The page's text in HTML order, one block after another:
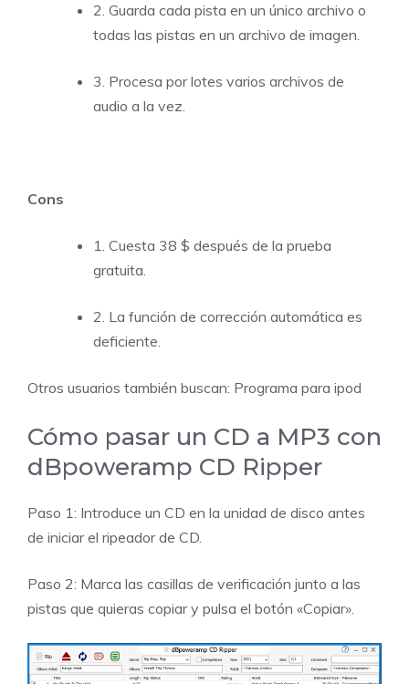
2. Guarda cada pista en un único archivo o
todas las pistas en un archivo de imagen.
3. Procesa por lotes varios archivos de
audio a la vez.
Cons
1. Cuesta 38 $ después de la prueba
gratuita.
2. La función de corrección automática es
deficiente.
Otros usuarios también buscan: Programa para ipod
Cómo pasar un CD a MP3 con
dBpoweramp CD Ripper
Paso 1: Introduce un CD en la unidad de disco antes
de iniciar el ripeador de CD.
Paso 2: Marca las casillas de verificación junto a las
pistas que quieras copiar y pulsa el botón «Copiar».